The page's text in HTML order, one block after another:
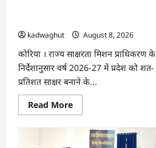
kadwaghut
August 8, 2026
कोरिया । राज्य साक्षरता मिशन प्राधिकरण के
निर्देशानुसार वर्ष 2026-27 में प्रदेश को शत-
प्रतिशत साक्षर बनाने के...
Read MoreRead
more
CG